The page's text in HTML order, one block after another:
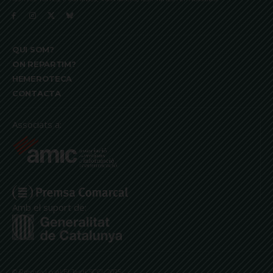
QUI SOM?
ON REPARTIM?
HEMEROTECA
CONTACTA
Associats a:
Amb el suport de: